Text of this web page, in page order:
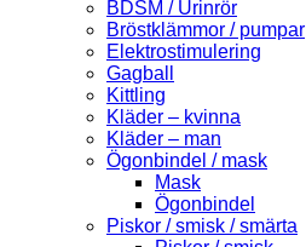
BDSM / Urinrör
Bröstklämmor / pumpar
Elektrostimulering
Gagball
Kittling
Kläder – kvinna
Kläder – man
Ögonbindel / mask
Mask
Ögonbindel
Piskor / smisk / smärta